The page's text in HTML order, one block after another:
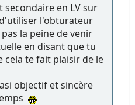
en LV sur
l'obturateur
la peine de venir
en disant que tu
cela te fait plaisir de le
objectif et sincère